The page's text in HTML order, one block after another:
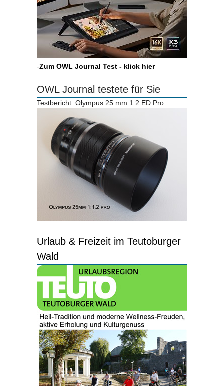
-Zum OWL Journal Test - klick hier
OWL Journal testete für Sie
Testbericht: Olympus 25 mm 1.2 ED Pro
Urlaub & Freizeit im Teutoburger
Wald